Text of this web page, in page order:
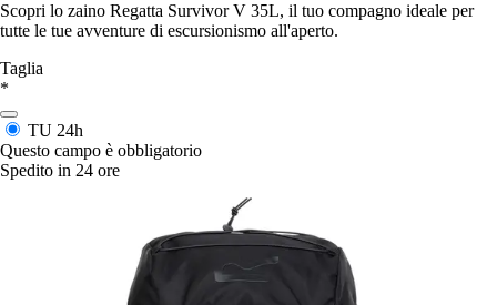
Scopri lo zaino Regatta Survivor V 35L, il tuo compagno ideale per
tutte le tue avventure di escursionismo all'aperto.
Taglia
*
TU 24h
Questo campo è obbligatorio
Spedito in 24 ore